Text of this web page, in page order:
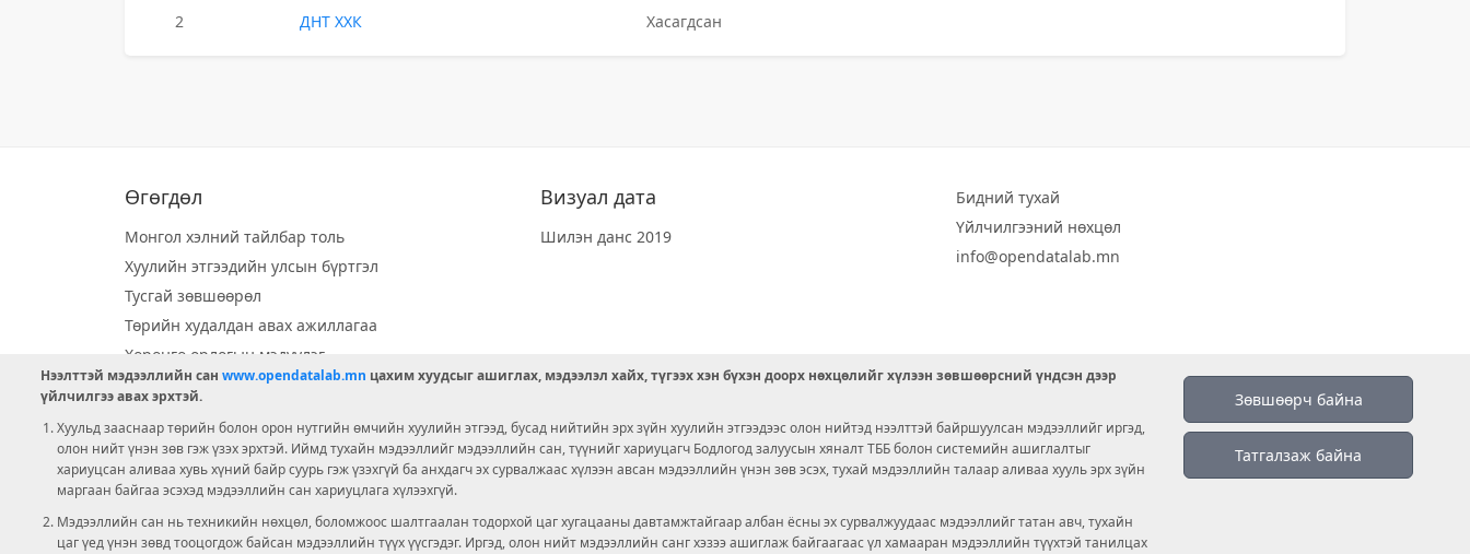
2 ДНТ ХХК Хасагдсан
Өгөгдөл
Монгол хэлний тайлбар толь
Хуулийн этгээдийн улсын бүртгэл
Тусгай зөвшөөрөл
Төрийн худалдан авах ажиллагаа
Хөрөнгө орлогын мэдүүлэг
Орон нутгийн хөгжлийн сан
Ээлжит сонгууль
Ашигт малтмал тусгай зөвшөөрөл
Визуал дата
Шилэн данс 2019
Бидний тухай
Үйлчилгээний нөхцөл
info@opendatalab.mn
© 2026 OPENDATA LAB MONGOLIA.
Зөвшөөрч байна
Татгалзаж байна
Нээлттэй мэдээллийн сан www.opendatalab.mn цахим хуудсыг ашиглах, мэдээлэл хайх, түгээх хэн бүхэн доорх нөхцөлийг хүлээн зөвшөөрсний үндсэн дээр
үйлчилгээ авах эрхтэй.
Хуульд зааснаар төрийн болон орон нутгийн өмчийн хуулийн этгээд, бусад нийтийн эрх зүйн хуулийн этгээдээс олон нийтэд нээлттэй байршуулсан мэдээллийг иргэд,
олон нийт үнэн зөв гэж үзэх эрхтэй. Иймд тухайн мэдээллийг мэдээллийн сан, түүнийг хариуцагч Бодлогод залуусын хяналт ТББ болон системийн ашиглалтыг
хариуцсан аливаа хувь хүний байр суурь гэж үзэхгүй ба анхдагч эх сурвалжаас хүлээн авсан мэдээллийн үнэн зөв эсэх, тухай мэдээллийн талаар аливаа хууль эрх зүйн
маргаан байгаа эсэхэд мэдээллийн сан хариуцлага хүлээхгүй.
Мэдээллийн сан нь техникийн нөхцөл, боломжоос шалтгаалан тодорхой цаг хугацааны давтамжтайгаар албан ёсны эх сурвалжуудаас мэдээллийг татан авч, тухайн
цаг үед үнэн зөвд тооцогдож байсан мэдээллийн түүх үүсгэдэг. Иргэд, олон нийт мэдээллийн санг хэзээ ашиглаж байгаагаас үл хамааран мэдээллийн түүхтэй танилцах